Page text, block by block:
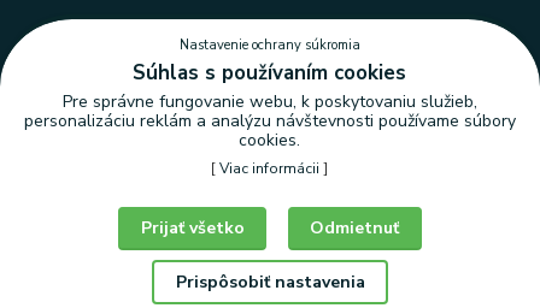
Nastavenie ochrany súkromia
Nastavenie ochrany súkromia
Súhlas s používaním cookies
Pre správne fungovanie webu, k poskytovaniu služieb,
personalizáciu reklám a analýzu návštevnosti používame súbory
cookies.
[Viac informácii ]
Odmietnuť
Prispôsobiť nastavenia
Prijať všetko